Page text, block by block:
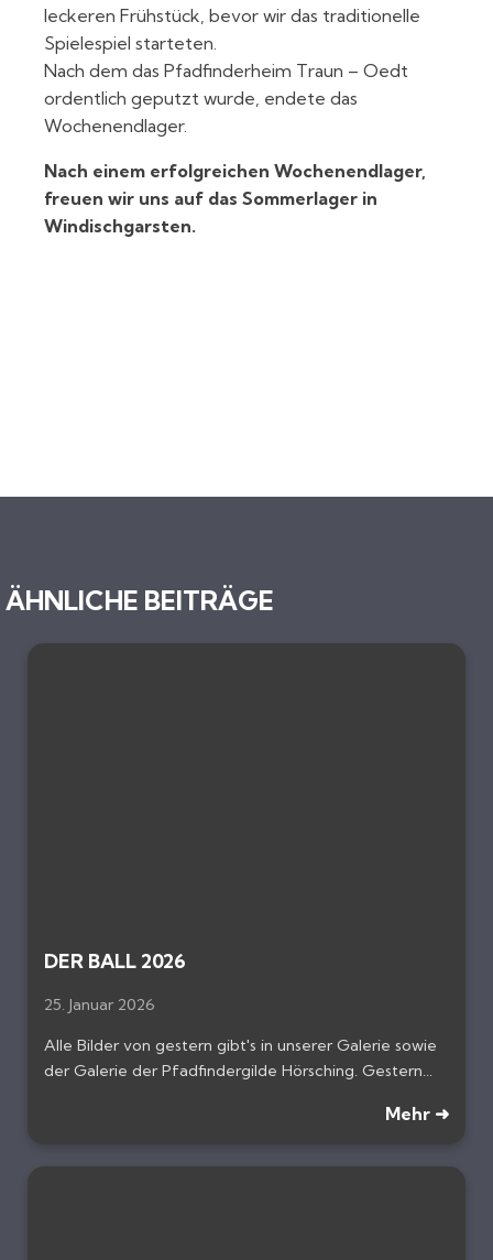
leckeren Frühstück, bevor wir das traditionelle
Spielespiel starteten.
Nach dem das Pfadfinderheim Traun – Oedt
ordentlich geputzt wurde, endete das
Wochenendlager.
Nach einem erfolgreichen Wochenendlager,
freuen wir uns auf das Sommerlager in
Windischgarsten.
ÄHNLICHE BEITRÄGE
DER BALL 2026
25. Januar 2026
Alle Bilder von gestern gibt's in unserer Galerie sowie
der Galerie der Pfadfindergilde Hörsching. Gestern...
Mehr ➜